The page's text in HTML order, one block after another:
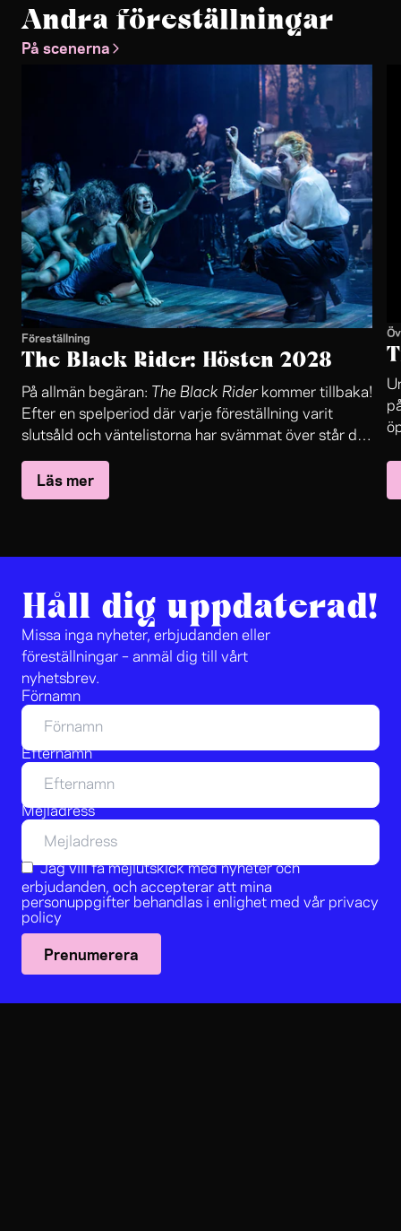
Andra föreställningar
På scenerna
Föreställning
The Black Rider: Hösten 2028
På allmän begäran: The Black Riderkommer tillbaka!
Efter en spelperiod där varje föreställning varit
slutsåld och väntelistorna har svämmat över står det
nu klart:The Black Rider
stora scen.
Läs mer
Håll dig uppdaterad!
Missa inga nyheter, erbjudanden eller
föreställningar – anmäl dig till vårt
nyhetsbrev.
Förnamn
Efternamn
Mejladress
Jag vill få mejlutskick med nyheter och
erbjudanden, och accepterar att mina
personuppgifter behandlas i enlighet med vår privacy
policy
Prenumerera